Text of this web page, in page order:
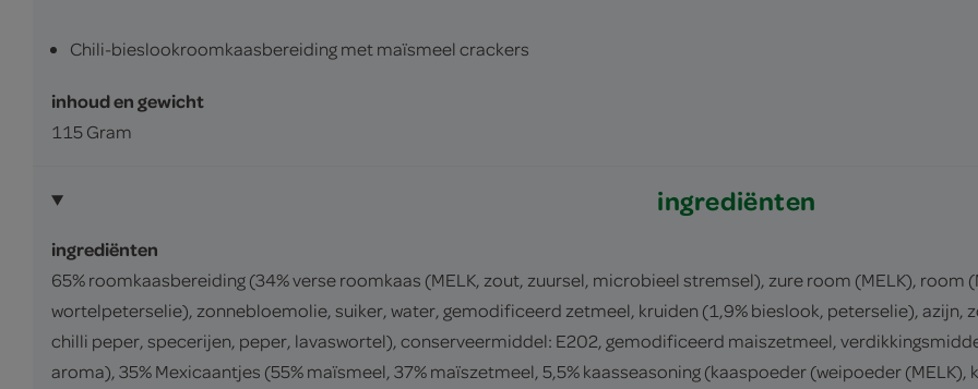
Chili-bieslookroomkaasbereiding met maïsmeel crackers
inhoud en gewicht
115 Gram
ingrediënten
ingrediënten
65% roomkaasbereiding (34% verse roomkaas (MELK, zout, zuursel, microbieel stremsel), zure room (MELK), room
wortelpeterselie), zonnebloemolie, suiker, water, gemodificeerd zetmeel, kruiden (1,9% bieslook, peterselie), azijn,
chilli peper, specerijen, peper, lavaswortel), conserveermiddel: E202, gemodificeerd maiszetmeel,
aroma), 35% Mexicaantjes (55% maïsmeel, 37% maïszetmeel, 5,5% kaasseasoning (kaaspoeder (weipoeder